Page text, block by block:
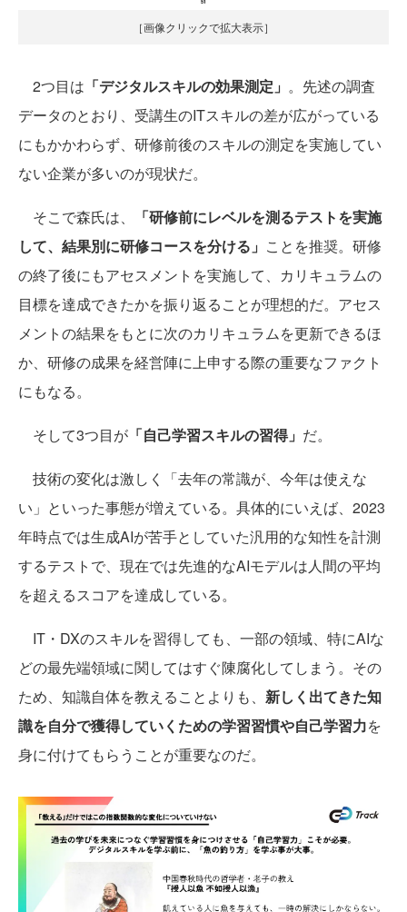
［画像クリックで拡大表示］
2つ目は 「デジタルスキルの効果測定」 。先述の調査
データのとおり、受講生のITスキルの差が広がっている
にもかかわらず、研修前後のスキルの測定を実施してい
ない企業が多いのが現状だ。
そこで森氏は、
「研修前にレベルを測るテストを実施
して、結果別に研修コースを分ける」 ことを推奨。研修
の終了後にもアセスメントを実施して、カリキュラムの
目標を達成できたかを振り返ることが理想的だ。アセス
メントの結果をもとに次のカリキュラムを更新できるほ
か、研修の成果を経営陣に上申する際の重要なファクト
にもなる。
そして3つ目が 「自己学習スキルの習得」 だ。
技術の変化は激しく「去年の常識が、今年は使えな
い」といった事態が増えている。具体的にいえば、2023
年時点では生成AIが苦手としていた汎用的な知性を計測
するテストで、現在では先進的なAIモデルは人間の平均
を超えるスコアを達成している。
IT・DXのスキルを習得しても、一部の領域、特にAIな
どの最先端領域に関してはすぐ陳腐化してしまう。その
ため、知識自体を教えることよりも、 新しく出てきた知
識を自分で獲得していくための学習習慣や自己学習力を
身に付けてもらうことが重要なのだ。